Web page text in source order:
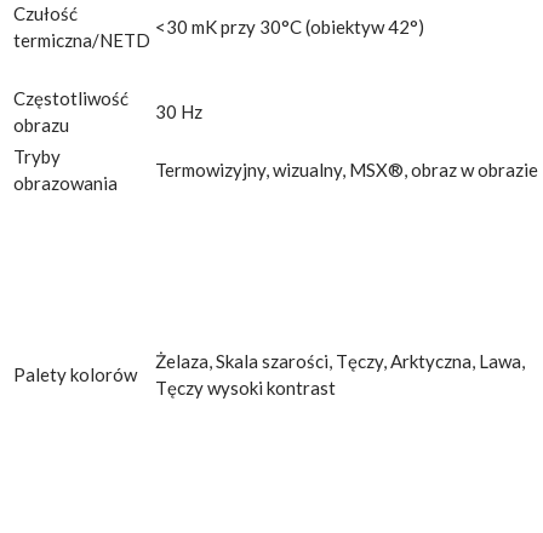
Czułość
termiczna/NETD
<30 mK przy 30°C (obiektyw 42°)
Częstotliwość
obrazu
30 Hz
Tryby
obrazowania
Termowizyjny, wizualny, MSX®, obraz w obrazie
Palety kolorów
Żelaza, Skala szarości, Tęczy, Arktyczna, Lawa,
Tęczy wysoki kontrast